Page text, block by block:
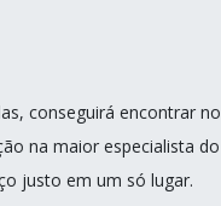
conseguirá encontrar no
na maior especialista do
justo em um só lugar.